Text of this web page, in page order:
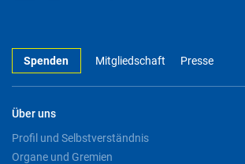
Spenden Mitgliedschaft Presse
Über uns
Profil und Selbstverständnis
Organe und Gremien